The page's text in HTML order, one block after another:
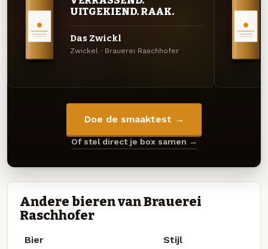
UITGEKIEND. RAAK.
Das Zwickl
Zwickel · Brauerei Raschhofer
Doe de smaaktest →
Of stel direct je box samen →
Andere bieren van Brauerei
Raschhofer
Bier Stijl